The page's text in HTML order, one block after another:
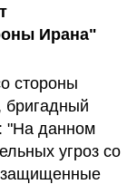
Ирана"
стороны
бригадный
"На данном
угроз со
защищенные